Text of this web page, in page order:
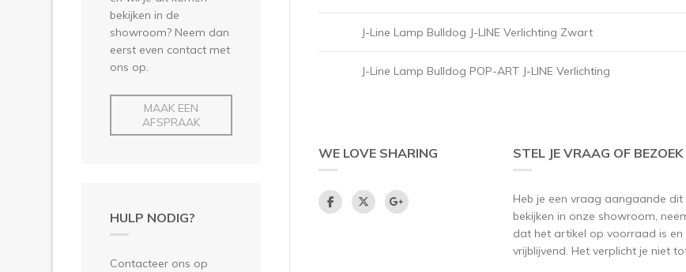
bekijken in de
showroom? Neem dan
eerst even contact met
ons op.
MAAK EEN
AFSPRAAK
HULP NODIG?
Contacteer ons op
J-Line Lamp Bulldog J-LINE Verlichting Zwart
J-Line Lamp Bulldog POP-ART J-LINE Verlichting
WE LOVE SHARING STEL JE VRAAG OF
Heb je een vraag aangaande
bekijken in onze showroom,
dat het artikel op voorraad is en
vrijblijvend. Het verplicht je niet